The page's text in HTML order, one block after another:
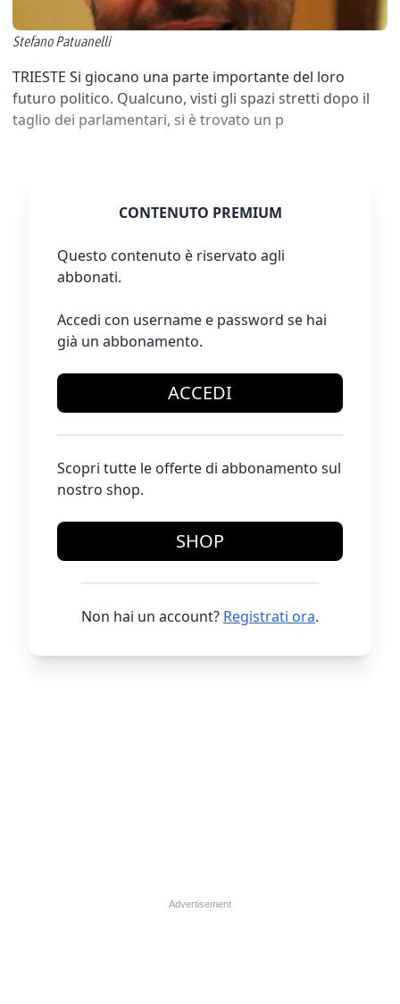
Stefano Patuanelli
TRIESTE Si giocano una parte importante del loro
futuro politico. Qualcuno, visti gli spazi stretti dopo il
taglio dei parlamentari, si è trovato un p
CONTENUTO PREMIUM
Questo contenuto è riservato agli
abbonati.
Accedi con username e password se hai
già un abbonamento.
ACCEDI
Scopri tutte le offerte di abbonamento sul
nostro shop.
SHOP
Non hai un account? Registrati ora.